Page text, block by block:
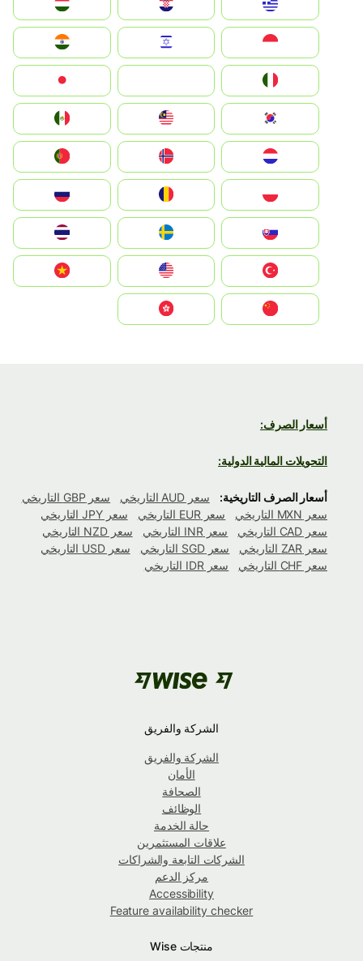
Hrvatska
Magyarország
Indonesia
South Korea
Nederland
Portugal
România
Slovensko
United States
Vietnam
أسعار الصرف:
التحويلات المالية الدولية:
أسعار الصرف التاريخية: سعر AUD التاريخي
سعر GBP التاريخي
سعر MXN التاريخي
سعر EUR التاريخي
سعر JPY التاريخي
سعر CAD التاريخي
سعر INR التاريخي
سعر NZD التاريخي
سعر ZAR التاريخي
سعر SGD التاريخي
سعر USD التاريخي
سعر CHF التاريخي
سعر IDR التاريخي
الشركة والفريق
الشركة والفريق
الأمان
الصحافة
الوظائف
حالة الخدمة
علاقات المستثمرين
الشركات التابعة والشراكات
مركز الدعم
Accessibility
Feature availability checker
منتجات Wise